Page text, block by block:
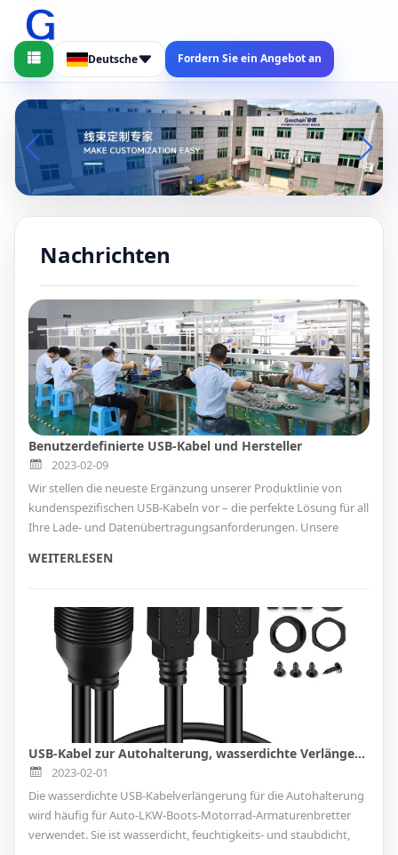
Deutsche Fordern Sie ein Angebot an
Nachrichten
Benutzerdefinierte USB-Kabel und Hersteller
2023-02-09
Wir stellen die neueste Ergänzung unserer Produktlinie von
kundenspezifischen USB-Kabeln vor – die perfekte Lösung für all
Ihre Lade- und Datenübertragungsanforderungen. Unsere
Fabrik für kundenspezifische USB-Kabel mit jahrelanger
WEITERLESEN
USB-Kabel zur Autohalterung, wasserdichte Verlängerung für Auto, LKW, Boot, Motorrad, Armaturenbrett
2023-02-01
Die wasserdichte USB-Kabelverlängerung für die Autohalterung
wird häufig für Auto-LKW-Boots-Motorrad-Armaturenbretter
verwendet. Sie ist wasserdicht, feuchtigkeits- und staubdicht,